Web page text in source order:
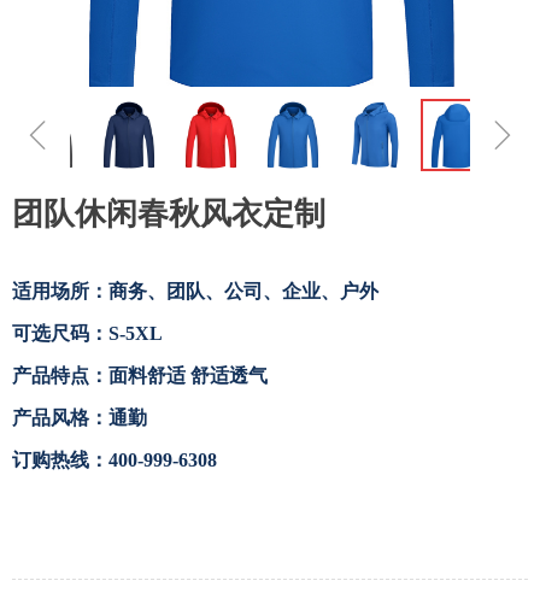
ꁆ ꁇ
团队休闲春秋风衣定制
适用场所：商务、团队、公司、企业、户外
可选尺码：S-5XL
产品特点：面料舒适 舒适透气
产品风格：通勤
订购热线：400-999-6308